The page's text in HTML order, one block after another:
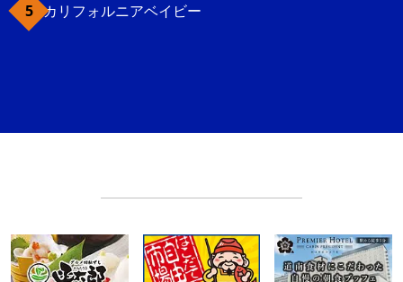
カリフォルニアベイビー